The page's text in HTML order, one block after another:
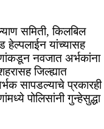
समिती, किलबिल
हेल्पलाईन यांच्यासह
नवजात अर्भकांना
जिल्ह्यात
सापडल्याचे प्रकारही
पोलिसांनी गुन्हेसुद्धा